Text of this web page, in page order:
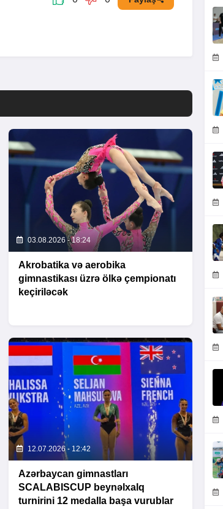
03.08.2026 - 18:24
Akrobatika və aerobika
gimnastikası üzrə ölkə çempionatı
keçiriləcək
12.07.2026 - 12:42
Azərbaycan gimnastları
SCALABISCUP beynəlxalq
turnirini 12 medalla başa vurublar